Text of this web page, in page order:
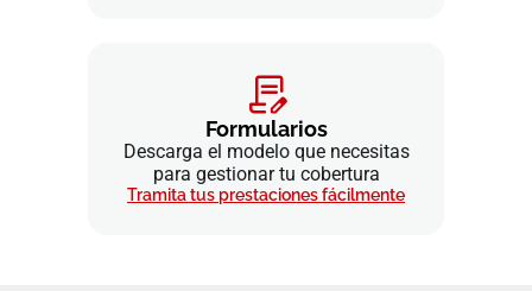
Formularios
Descarga el modelo que necesitas
para gestionar tu cobertura
Tramita tus prestaciones fácilmente